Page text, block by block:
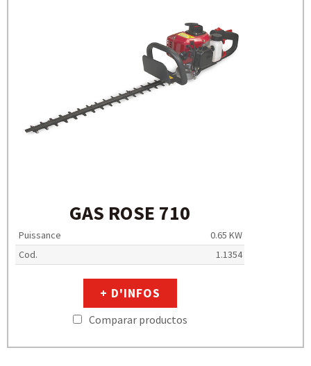
GAS ROSE 710
Puissance
0.65 KW
Cod.
1.1354
+ D'INFOS
Comparar productos